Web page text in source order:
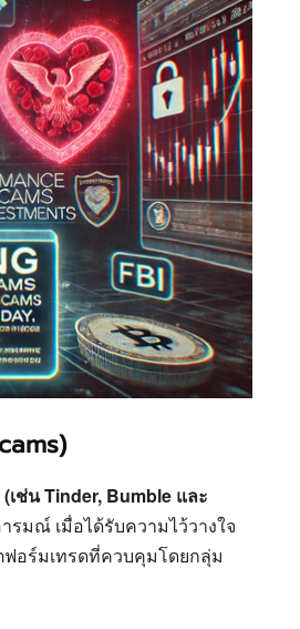
(เช่น Tinder, Bumble และ
รมณ์ เมื่อได้รับความไว้วางใจ
อร์มเทรดที่ควบคุมโดยกลุ่ม